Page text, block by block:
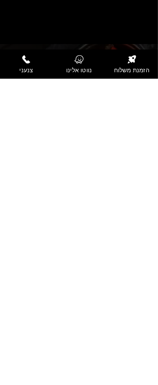
צנעני נווטו אלינו הזמנת משלוח